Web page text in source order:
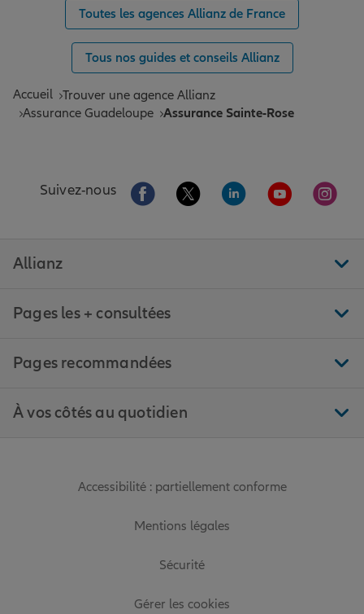
Toutes les agences Allianz de France
Tous nos guides et conseils Allianz
Accueil Trouver une agence Allianz
Assurance Guadeloupe Assurance Sainte-Rose
Suivez-nous Aller sur la page Facebook de Allianz
Aller sur la page Twitter de
Aller sur la page
Aller sur la
Aller
Allianz
Pages les + consultées
Pages recommandées
À vos côtés au quotidien
Accessibilité : partiellement conforme
Mentions légales
Sécurité
Gérer les cookies